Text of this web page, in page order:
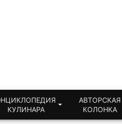
КУЛИНАРА
АВТОРСКАЯ
КОЛОНКА